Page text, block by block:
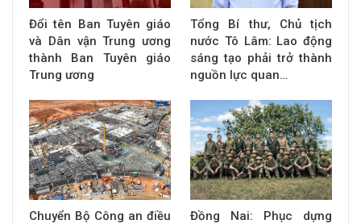
Đổi tên Ban Tuyên giáo
và Dân vận Trung ương
thành Ban Tuyên giáo
Trung ương
Tổng Bí thư, Chủ tịch
nước Tô Lâm: Lao động
sáng tạo phải trở thành
nguồn lực quan…
Chuyển Bộ Công an điều
Đồng Nai: Phục dựng